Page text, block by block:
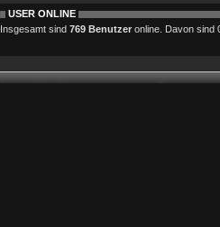
USER ONLINE
Insgesamt sind 769 Benutzer online. Davon sind